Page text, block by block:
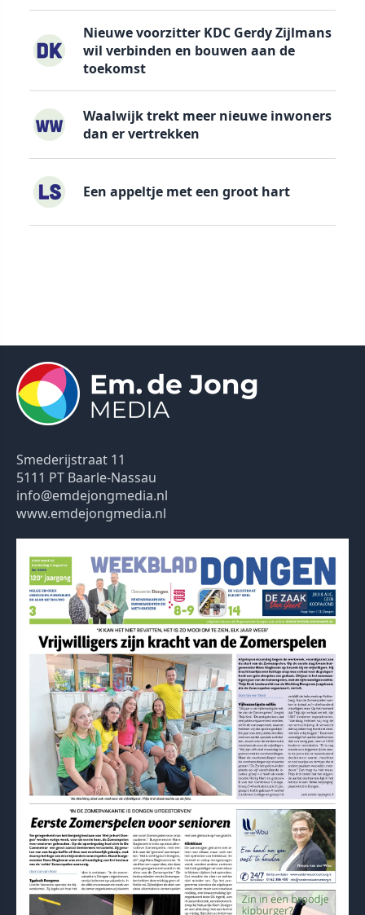
Nieuwe voorzitter KDC Gerdy Zijlmans
wil verbinden en bouwen aan de
toekomst
Waalwijk trekt meer nieuwe inwoners
dan er vertrekken
Een appeltje met een groot hart
Smederijstraat 11
5111 PT Baarle-Nassau
info@emdejongmedia.nl
www.emdejongmedia.nl